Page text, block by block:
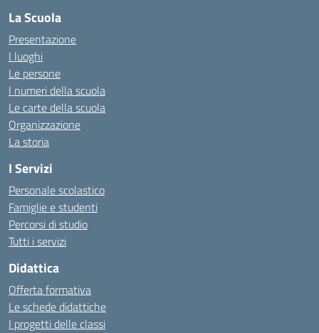
La Scuola
Presentazione
I luoghi
Le persone
I numeri della scuola
Le carte della scuola
Organizzazione
La storia
I Servizi
Personale scolastico
Famiglie e studenti
Percorsi di studio
Tutti i servizi
Didattica
Offerta formativa
Le schede didattiche
I progetti delle classi